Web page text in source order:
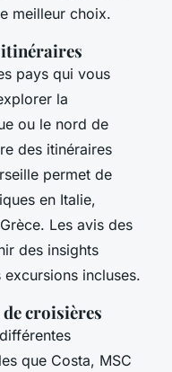
meilleur choix.
pays qui vous
la
ou le nord de
des itinéraires
permet de
en Italie,
Les avis des
des insights
incluses.
croisières
que Costa, MSC